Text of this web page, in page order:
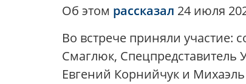
Об этом рассказал 24 июля
Во встрече приняли участие:
Смаглюк,
Евгений Корнийчук и